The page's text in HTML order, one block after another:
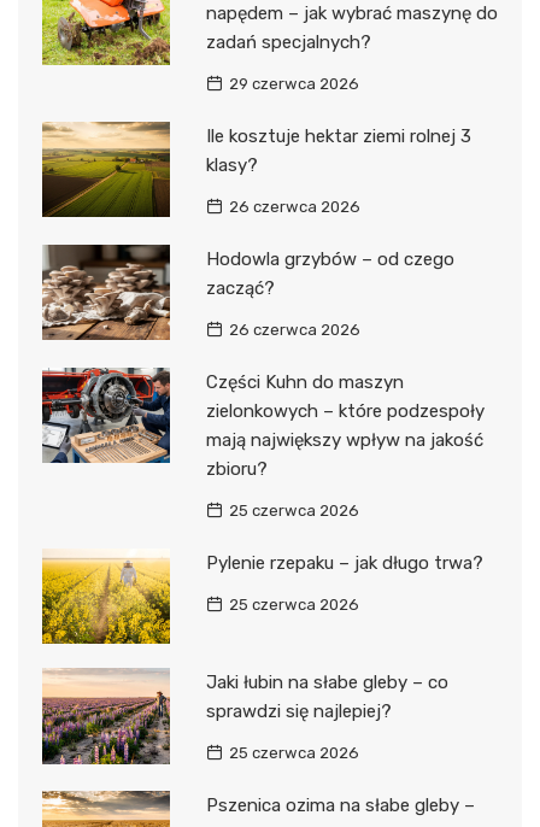
napędem – jak wybrać maszynę do
zadań specjalnych?
29 czerwca 2026
Ile kosztuje hektar ziemi rolnej 3
klasy?
26 czerwca 2026
Hodowla grzybów – od czego
zacząć?
26 czerwca 2026
Części Kuhn do maszyn
zielonkowych – które podzespoły
mają największy wpływ na jakość
zbioru?
25 czerwca 2026
Pylenie rzepaku – jak długo trwa?
25 czerwca 2026
Jaki łubin na słabe gleby – co
sprawdzi się najlepiej?
25 czerwca 2026
Pszenica ozima na słabe gleby –